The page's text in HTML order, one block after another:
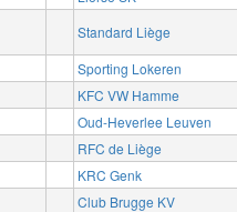
Standard Liège
Sporting Lokeren
KFC VW Hamme
Oud-Heverlee Leuven
RFC de Liège
KRC Genk
Club Brugge KV